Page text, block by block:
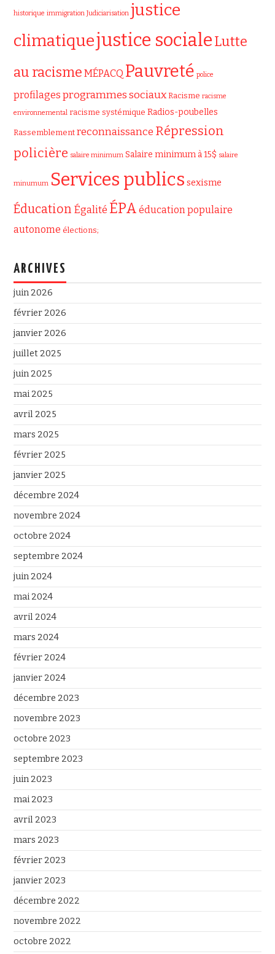
historique immigration Judiciarisation justice
climatiquejustice socialeLutte
au racisme MÉPACQ Pauvreté police
profilages programmes sociaux Racisme racisme
environnemental racisme systémique Radios-poubelles
Rassemblement reconnaissance Répression
policière salaire minimum Salaire minimum à 15$ salaire
minumum Services publics sexisme
Éducation Égalité ÉPA éducation populaire
autonome élections;
ARCHIVES
juin 2026
février 2026
janvier 2026
juillet 2025
juin 2025
mai 2025
avril 2025
mars 2025
février 2025
janvier 2025
décembre 2024
novembre 2024
octobre 2024
septembre 2024
juin 2024
mai 2024
avril 2024
mars 2024
février 2024
janvier 2024
décembre 2023
novembre 2023
octobre 2023
septembre 2023
juin 2023
mai 2023
avril 2023
mars 2023
février 2023
janvier 2023
décembre 2022
novembre 2022
octobre 2022